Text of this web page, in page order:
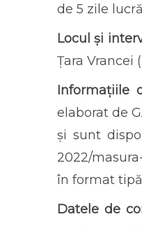
de 5 zile
Locul și
Țara Vrancei
Informațiile
elaborat de
și sunt
2022/
în format
Datele de